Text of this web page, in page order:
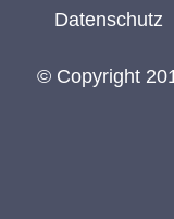
Datenschutz
© Copyright